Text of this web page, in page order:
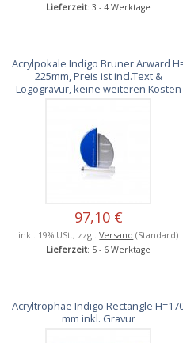
Lieferzeit: 3 - 4 Werktage
Acrylpokale Indigo Bruner Arward
225mm, Preis ist incl.Text &
Logogravur, keine weiteren Kosten
97,10 €
inkl. 19% USt., zzgl.Versand (Standard)
Lieferzeit: 5 - 6 Werktage
Acryltrophäe Indigo Rectangle
mm inkl. Gravur